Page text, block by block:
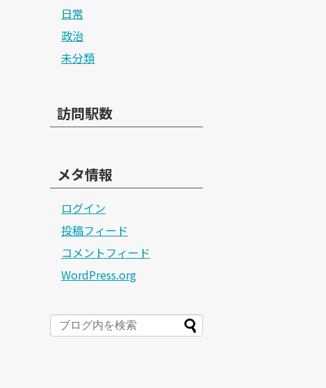
日常
政治
未分類
訪問駅数
メタ情報
ログイン
投稿フィード
コメントフィード
WordPress.org